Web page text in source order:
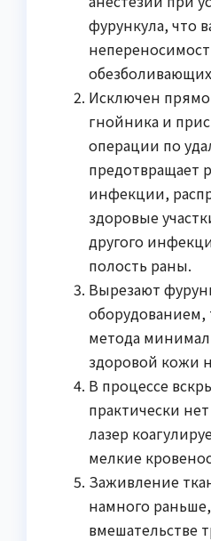
фурункула, что
Исключен
гнойника и
операции по
предотвращает
инфекции,
здоровые
другого
полость раны.
Вырезают
оборудованием,
метода
здоровой кожи
В процессе
практически
лазер
мелкие
Заживление
намного
вмешательстве